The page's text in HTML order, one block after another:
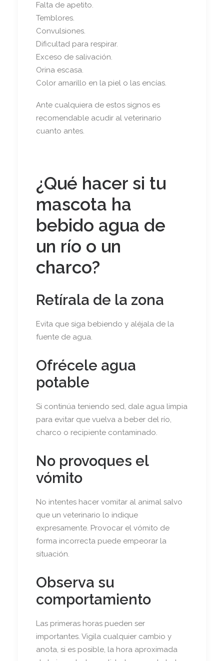
Falta de apetito.
Temblores.
Convulsiones.
Dificultad para respirar.
Exceso de salivación.
Orina escasa.
Color amarillo en la piel o las encías.
Ante cualquiera de estos signos es
recomendable acudir al veterinario
cuanto antes.
¿Qué hacer si tu
mascota ha
bebido agua de
un río o un
charco?
Retírala de la zona
Evita que siga bebiendo y aléjala de la
fuente de agua.
Ofrécele agua
potable
Si continúa teniendo sed, dale agua limpia
para evitar que vuelva a beber del río,
charco o recipiente contaminado.
No provoques el
vómito
No intentes hacer vomitar al animal salvo
que un veterinario lo indique
expresamente. Provocar el vómito de
forma incorrecta puede empeorar la
situación.
Observa su
comportamiento
Las primeras horas pueden ser
importantes. Vigila cualquier cambio y
anota, si es posible, la hora aproximada